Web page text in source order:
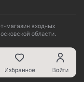
магазин входных
области.
Избранное Войти